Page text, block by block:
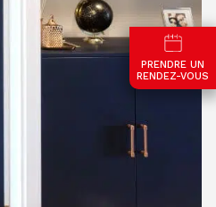
PRENDRE UN
RENDEZ-VOUS